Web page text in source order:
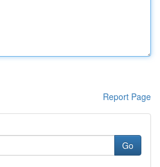
Report Page
Go